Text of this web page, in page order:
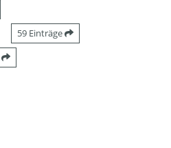
59 Einträge